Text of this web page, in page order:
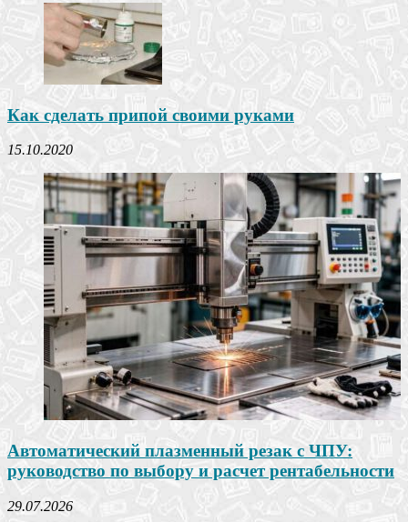
Как сделать припой своими руками
15.10.2020
Автоматический плазменный резак с ЧПУ:
руководство по выбору и расчет рентабельности
29.07.2026